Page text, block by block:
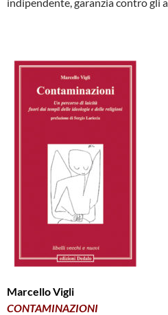
Marcello Vigli
CONTAMINAZIONI